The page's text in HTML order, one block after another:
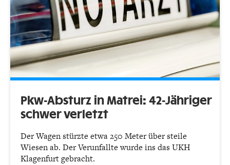
Pkw-Absturz in Matrei: 42-Jähriger
schwer verletzt
Der Wagen stürzte etwa 250 Meter über steile
Wiesen ab. Der Verunfallte wurde ins das UKH
Klagenfurt gebracht.